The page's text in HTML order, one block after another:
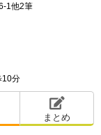
1他2筆
10分
まとめ